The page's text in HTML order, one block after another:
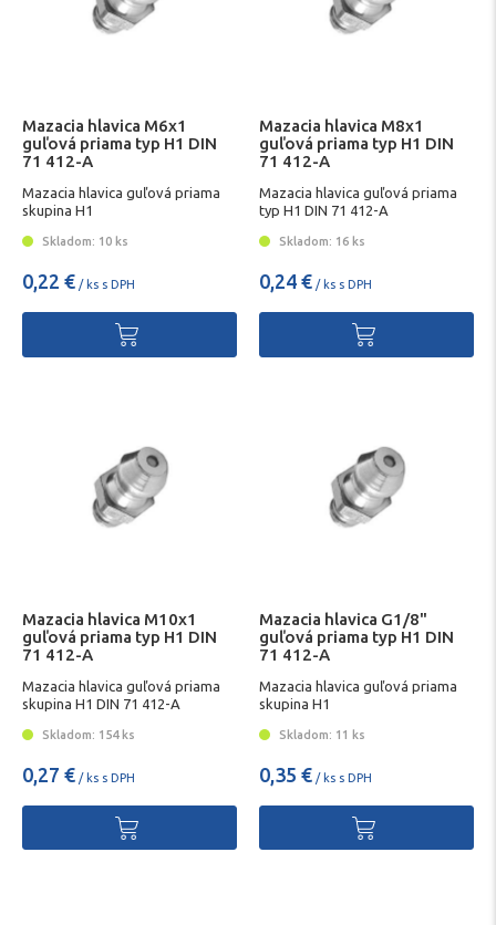
Mazacia hlavica M6x1
guľová priama typ H1 DIN
71 412-A
Mazacia hlavica guľová priama
skupina H1
Skladom: 10 ks
0,22 € / ks s DPH
Mazacia hlavica M8x1
guľová priama typ H1 DIN
71 412-A
Mazacia hlavica guľová priama
typ H1 DIN 71 412-A
Skladom: 16 ks
0,24 € / ks s DPH
Mazacia hlavica M10x1
guľová priama typ H1 DIN
71 412-A
Mazacia hlavica guľová priama
skupina H1 DIN 71 412-A
Skladom: 154 ks
0,27 € / ks s DPH
Mazacia hlavica G1/8"
guľová priama typ H1 DIN
71 412-A
Mazacia hlavica guľová priama
skupina H1
Skladom: 11 ks
0,35 € / ks s DPH